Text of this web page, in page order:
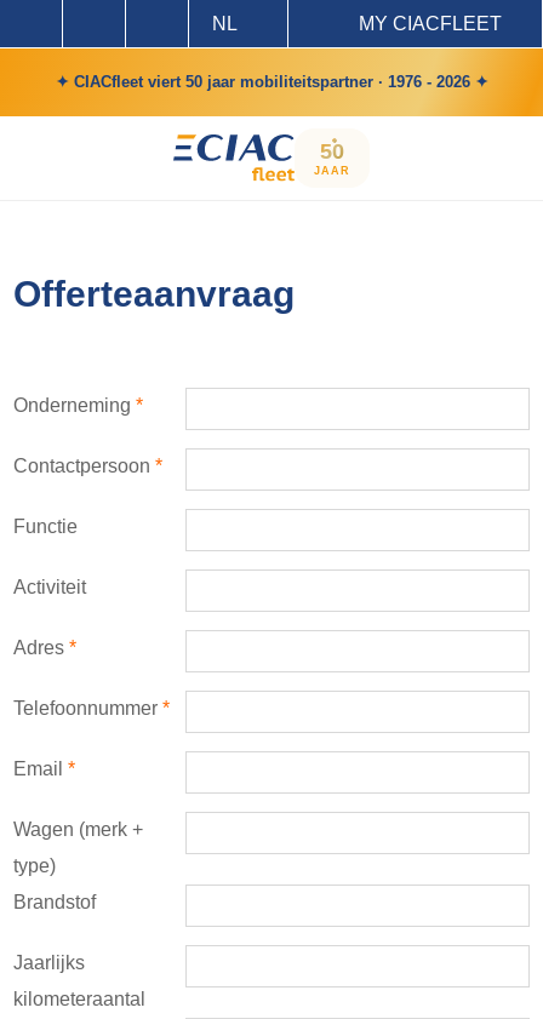
NL MY CIACFLEET
✦ CIACfleet viert 50 jaar mobiliteitspartner · 1976 - 2026 ✦
50
JAAR
Offerteaanvraag
Onderneming*
Contactpersoon*
Functie
Activiteit
Adres*
Telefoonnummer*
Email*
Wagen (merk +
type)
Brandstof
Jaarlijks
kilometeraantal